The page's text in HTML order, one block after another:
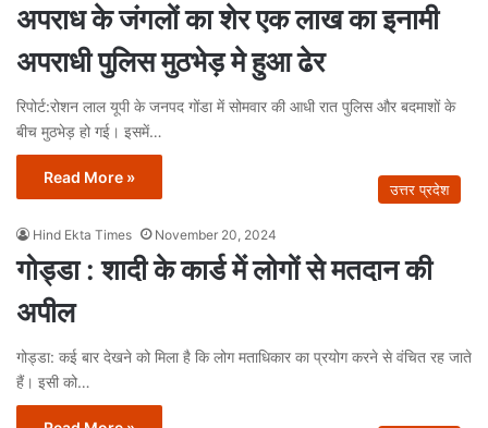
अपराध के जंगलों का शेर एक लाख का इनामी
अपराधी पुलिस मुठभेड़ मे हुआ ढेर
रिपोर्ट:रोशन लाल यूपी के जनपद गोंडा में सोमवार की आधी रात पुलिस और बदमाशों के
बीच मुठभेड़ हो गई। इसमें…
Read More »
उत्तर प्रदेश
Hind Ekta Times November 20, 2024
गोड्डा : शादी के कार्ड में लोगों से मतदान की
अपील
गोड्डा: कई बार देखने को मिला है कि लोग मताधिकार का प्रयोग करने से वंचित रह जाते
हैं। इसी को…